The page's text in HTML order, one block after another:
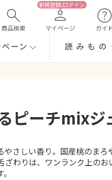
商品検索 マイページ ガイ
ーン 読みもの
ピーチmixジ
やさしい香り。国産桃のま
わりは、ワンランク上の